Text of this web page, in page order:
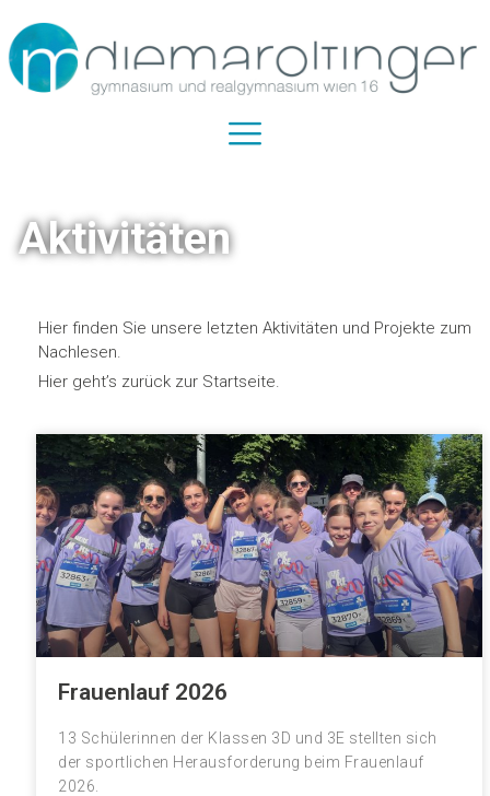
Aktivitäten
Hier finden Sie unsere letzten Aktivitäten und Projekte zum
Nachlesen.
Hier geht’s zurück zur Startseite.
Frauenlauf 2026
13 Schülerinnen der Klassen 3D und 3E stellten sich
der sportlichen Herausforderung beim Frauenlauf
2026.